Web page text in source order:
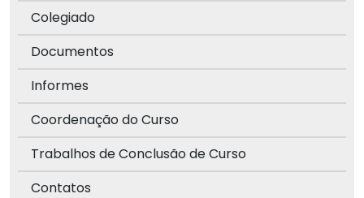
Colegiado
Documentos
Informes
Coordenação do Curso
Trabalhos de Conclusão de Curso
Contatos